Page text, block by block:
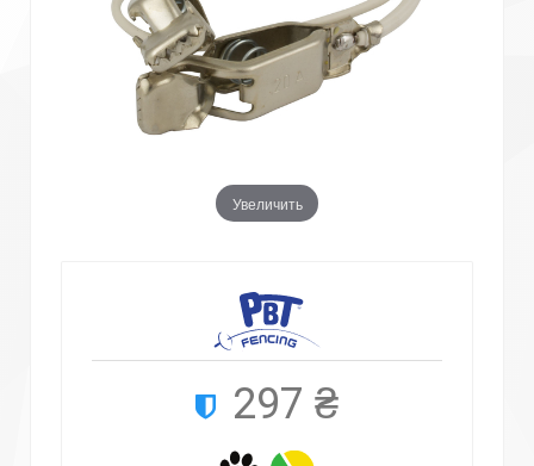
Увеличить
297 ₴